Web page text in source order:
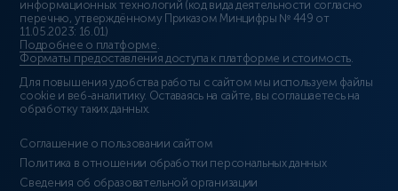
информационных технологий (код вида деятельности согласно
перечню, утверждённому Приказом Минцифры № 449 от
11.05.2023: 16.01)
Подробнее о платформе.
Форматы предоставления доступа к платформе и стоимость.
Для повышения удобства работы с сайтом мы используем файлы
cookie и веб-аналитику. Оставаясь на сайте, вы соглашаетесь на
обработку таких данных.
Соглашение о пользовании сайтом
Политика в отношении обработки персональных данных
Сведения об образовательной организации